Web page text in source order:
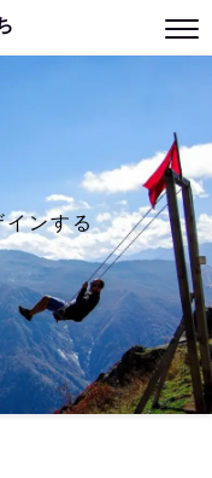
インする